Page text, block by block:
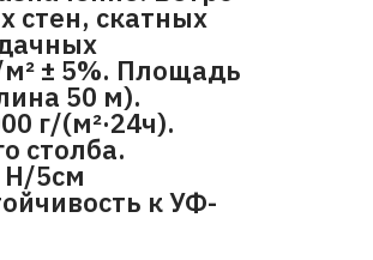
стен, скатных
± 5%. Площадь
50 м).
г/(м²·24ч).
столба.
Н/5см
к УФ-